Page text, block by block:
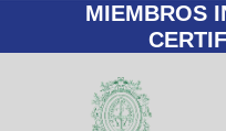
MIEMBROS